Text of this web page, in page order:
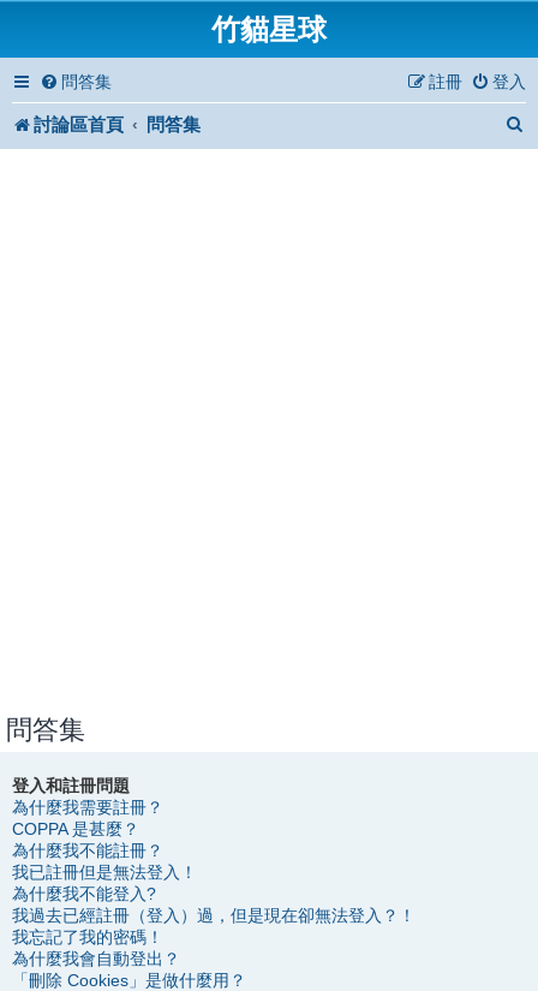
竹貓星球
問答集 登入
註冊
討論區首頁 問答集
問答集
登入和註冊問題
為什麼我需要註冊？
COPPA 是甚麼？
為什麼我不能註冊？
我已註冊但是無法登入！
為什麼我不能登入?
我過去已經註冊（登入）過，但是現在卻無法登入？！
我忘記了我的密碼！
為什麼我會自動登出？
「刪除 Cookies」是做什麼用？